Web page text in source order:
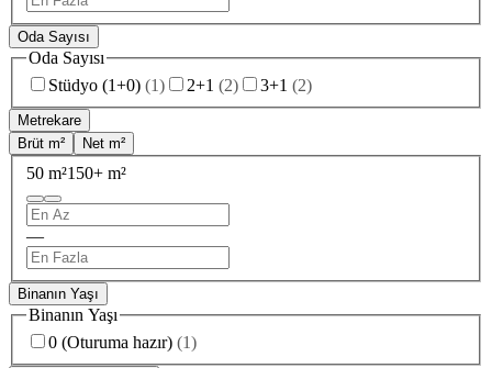
Oda Sayısı
Oda Sayısı
Stüdyo (1+0) (1) 2+1 (2) 3+1 (2)
Metrekare
Brüt m²
Net m²
50 m²150+ m²
—
Binanın Yaşı
Binanın Yaşı
0 (Oturuma hazır) (1)